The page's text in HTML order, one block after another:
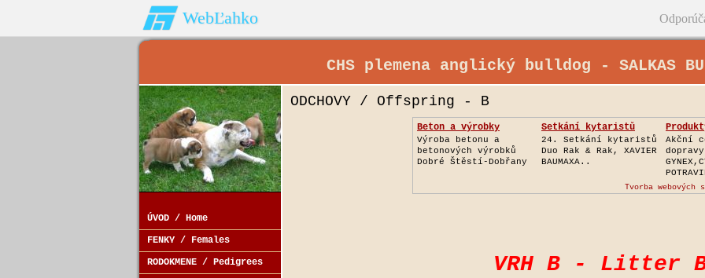
WebĽahko
CHS plemena anglický bulldog - SALKAS
ÚVOD / Home
FENKY / Females
RODOKMENE / Pedigrees
ODCHOVY / Offspring - B
Beton a výrobky
Výroba betonu a
betonových výrobků
Dobré Štěstí-Dobřany
Setkání kytaristů
24. Setkání kytaristů
Duo Rak & Rak, XAVIER
BAUMAXA..
Akční
dopravy
Tvorba webových
VRH B - Litter